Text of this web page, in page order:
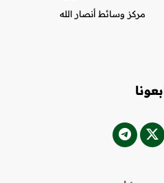
مركز وسائط أنصار الله